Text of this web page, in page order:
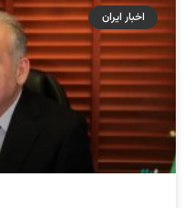
اخبار ایران